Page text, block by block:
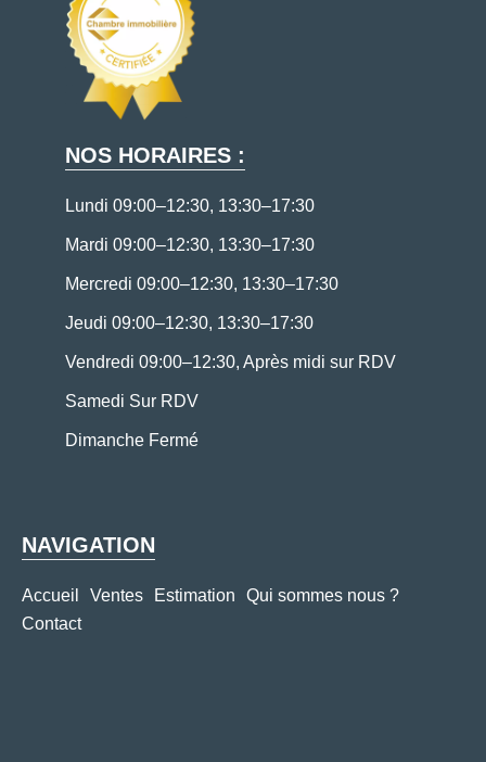
NOS HORAIRES :
Lundi 09:00–12:30, 13:30–17:30
Mardi 09:00–12:30, 13:30–17:30
Mercredi 09:00–12:30, 13:30–17:30
Jeudi 09:00–12:30, 13:30–17:30
Vendredi 09:00–12:30, Après midi sur RDV
Samedi Sur RDV
Dimanche Fermé
NAVIGATION
Accueil Ventes Estimation
Qui sommes nous ?
Contact